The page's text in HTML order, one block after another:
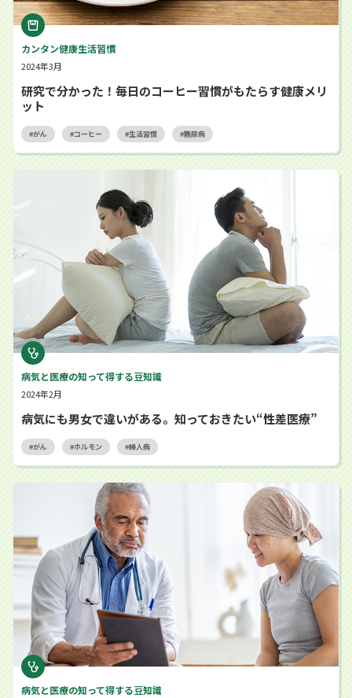
カンタン健康生活習慣
2024年3月
研究で分かった！毎日のコーヒー習慣がもたらす健康メリ
ット
がん コーヒー 生活習慣 糖尿病
病気と医療の知って得する豆知識
2024年2月
病気にも男女で違いがある。知っておきたい“性差医療”
がん ホルモン 婦人病
がんについて、最初に知りたい5つのこと
病気と医療の知って得する豆知識